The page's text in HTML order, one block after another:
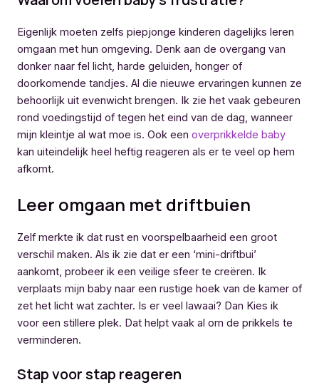
Eigenlijk moeten zelfs piepjonge kinderen dagelijks leren
omgaan met hun omgeving. Denk aan de overgang van
donker naar fel licht, harde geluiden, honger of
doorkomende tandjes. Al die nieuwe ervaringen kunnen ze
behoorlijk uit evenwicht brengen. Ik zie het vaak gebeuren
rond voedingstijd of tegen het eind van de dag, wanneer
mijn kleintje al wat moe is. Ook een overprikkelde baby
kan uiteindelijk heel heftig reageren als er te veel op hem
afkomt.
Leer omgaan met driftbuien
Zelf merkte ik dat rust en voorspelbaarheid een groot
verschil maken. Als ik zie dat er een ‘mini-driftbui’
aankomt, probeer ik een veilige sfeer te creëren. Ik
verplaats mijn baby naar een rustige hoek van de kamer of
zet het licht wat zachter. Is er veel lawaai? Dan Kies ik
voor een stillere plek. Dat helpt vaak al om de prikkels te
verminderen.
Stap voor stap reageren